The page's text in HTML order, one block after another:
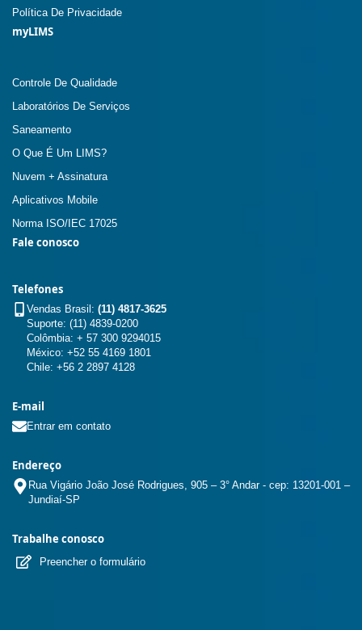
Política De Privacidade
myLIMS
Controle De Qualidade
Laboratórios De Serviços
Saneamento
O Que É Um LIMS?
Nuvem + Assinatura
Aplicativos Mobile
Norma ISO/IEC 17025
Fale conosco
Telefones
Vendas Brasil: (11) 4817-3625
Suporte: (11) 4839-0200
Colômbia: + 57 300 9294015
México: +52 55 4169 1801
Chile: +56 2 2897 4128
E-mail
Entrar em contato
Endereço
Rua Vigário João José Rodrigues, 905 – 3° Andar - cep: 13201-001 –
Jundiaí-SP
Trabalhe conosco
Preencher o formulário